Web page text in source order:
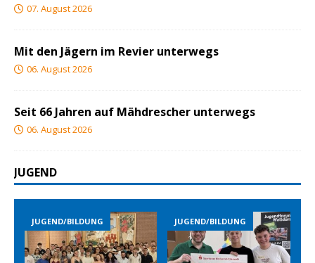
07. August 2026
Mit den Jägern im Revier unterwegs
06. August 2026
Seit 66 Jahren auf Mähdrescher unterwegs
06. August 2026
JUGEND
JUGEND/BILDUNG JUGEND/BILDUNG